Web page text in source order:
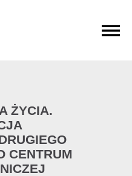
ŻYCIA.
CENTRUM